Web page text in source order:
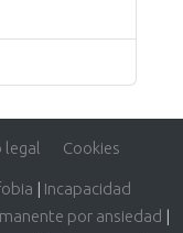
legal Cookies
| Incapacidad
por ansiedad |